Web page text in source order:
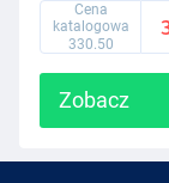
Cena
katalogowa
330.50
Zobacz